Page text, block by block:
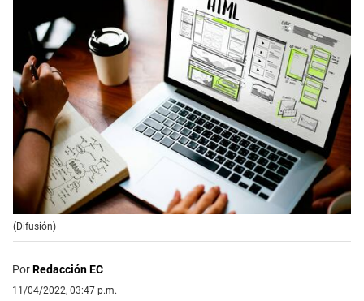
(Difusión)
PorRedacción EC
11/04/2022, 03:47 p.m.